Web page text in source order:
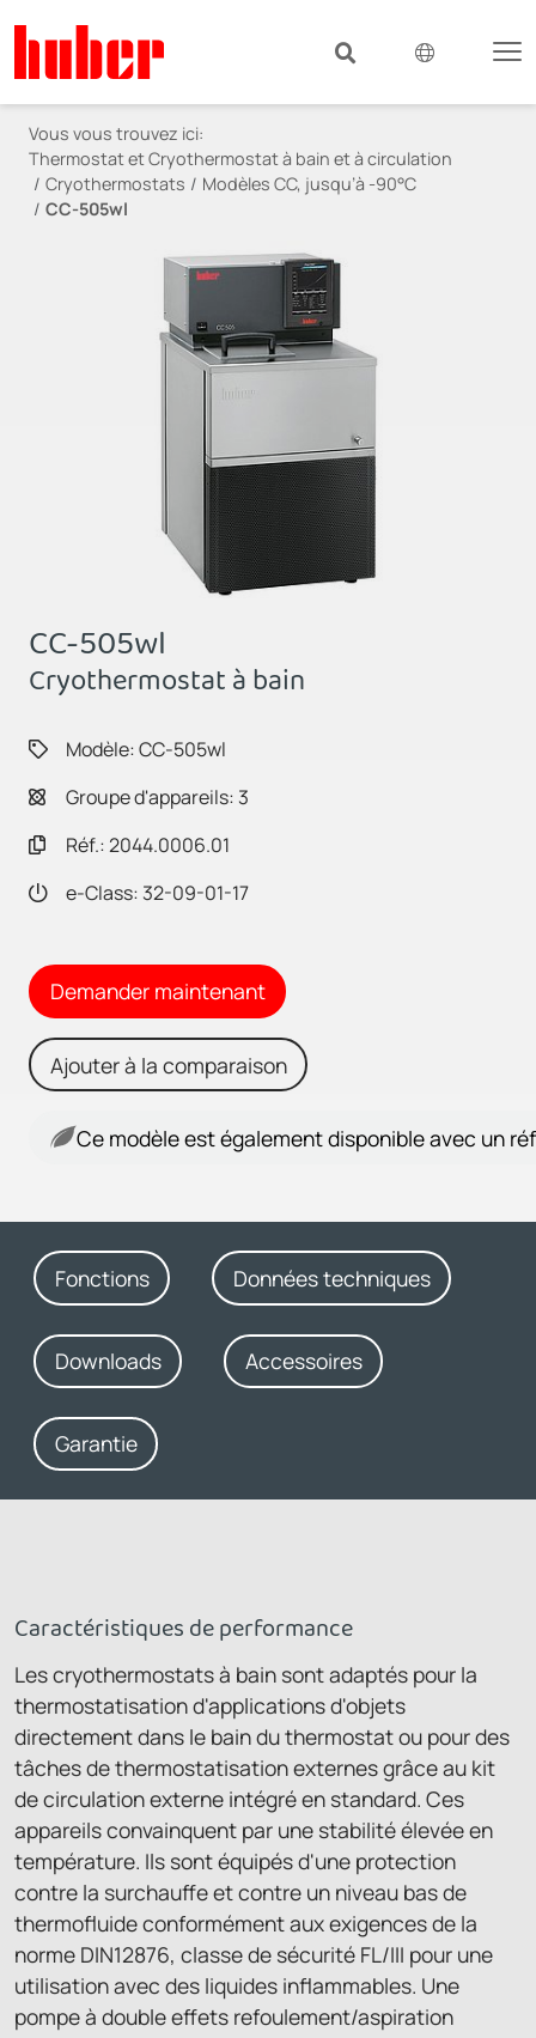
Vous vous trouvez ici:
Thermostat et Cryothermostat à bain et à circulation
Cryothermostats
Modèles CC, jusqu’à -90°C
CC-505wl
CC-505wl
Cryothermostat à bain
Modèle: CC-505wl
Groupe d'appareils: 3
Réf.: 2044.0006.01
e-Class: 32-09-01-17
Demander maintenant
Ajouter à la comparaison
Ce modèle est également disponible avec un
Fonctions Données techniques
Downloads Accessoires
Garantie
Caractéristiques de performance
Les cryothermostats à bain sont adaptés pour la
thermostatisation d'applications d'objets
directement dans le bain du thermostat ou pour des
tâches de thermostatisation externes grâce au kit
de circulation externe intégré en standard. Ces
appareils convainquent par une stabilité élevée en
température. Ils sont équipés d'une protection
contre la surchauffe et contre un niveau bas de
thermofluide conformément aux exigences de la
norme DIN12876, classe de sécurité FL/III pour une
utilisation avec des liquides inflammables. Une
pompe à double effets refoulement/aspiration